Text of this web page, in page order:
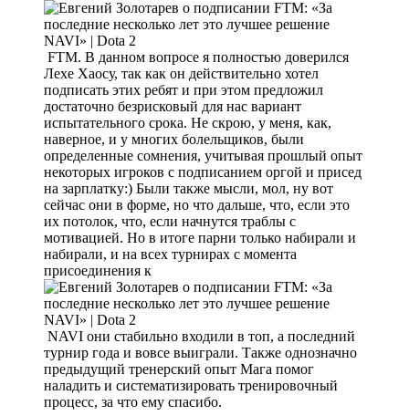
FTM. В данном вопросе я полностью доверился
Лехе Хаосу, так как он действительно хотел
подписать этих ребят и при этом предложил
достаточно безрисковый для нас вариант
испытательного срока. Не скрою, у меня, как,
наверное, и у многих болельщиков, были
определенные сомнения, учитывая прошлый опыт
некоторых игроков с подписанием оргой и присед
на зарплатку:) Были также мысли, мол, ну вот
сейчас они в форме, но что дальше, что, если это
их потолок, что, если начнутся траблы с
мотивацией. Но в итоге парни только набирали и
набирали, и на всех турнирах с момента
присоединения к
NAVI они стабильно входили в топ, а последний
турнир года и вовсе выиграли. Также однозначно
предыдущий тренерский опыт Мага помог
наладить и систематизировать тренировочный
процесс, за что ему спасибо.